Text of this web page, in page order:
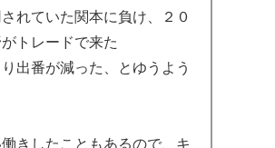
れていた関本に負け、２０
トレードで来た
出番が減った、とゆうよう
きしたこともあるので、キ